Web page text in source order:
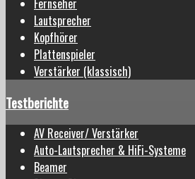
Fernseher
Lautsprecher
Kopfhörer
Plattenspieler
Verstärker (klassisch)
Testberichte
AV Receiver/ Verstärker
Auto-Lautsprecher & HiFi-Systeme
Beamer